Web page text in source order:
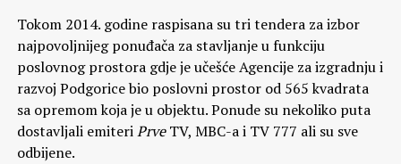
Tokom 2014. godine raspisana su tri tendera za izbor
najpovoljnijeg ponuđača za stavljanje u funkciju
poslovnog prostora gdje je učešće Agencije za izgradnju i
razvoj Podgorice bio poslovni prostor od 565 kvadrata
sa opremom koja je u objektu. Ponude su nekoliko puta
dostavljali emiteriPrveTV, MBC-a i TV 777 ali su sve
odbijene.